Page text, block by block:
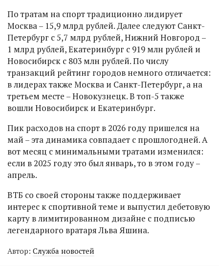
По тратам на спорт традиционно лидирует
Москва – 15,9 млрд рублей. Далее следуют Санкт-
Петербург с 5,7 млрд рублей, Нижний Новгород –
1 млрд рублей, Екатеринбург с 919 млн рублей и
Новосибирск с 803 млн рублей. По числу
транзакций рейтинг городов немного отличается:
в лидерах также Москва и Санкт-Петербург, а на
третьем месте – Новокузнецк. В топ-5 также
вошли Новосибирск и Екатеринбург.
Пик расходов на спорт в 2026 году пришелся на
май – эта динамика совпадает с прошлогодней. А
вот месяц с минимальными тратами изменился:
если в 2025 году это был январь, то в этом году –
апрель.
ВТБ со своей стороны также поддерживает
интерес к спортивной теме и выпустил дебетовую
карту в лимитированном дизайне с подписью
легендарного вратаря Льва Яшина.
Автор: Служба новостей